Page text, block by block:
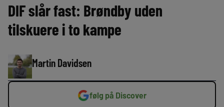
DIF slår fast: Brøndby uden
tilskuere i to kampe
Martin Davidsen
følg på Discover